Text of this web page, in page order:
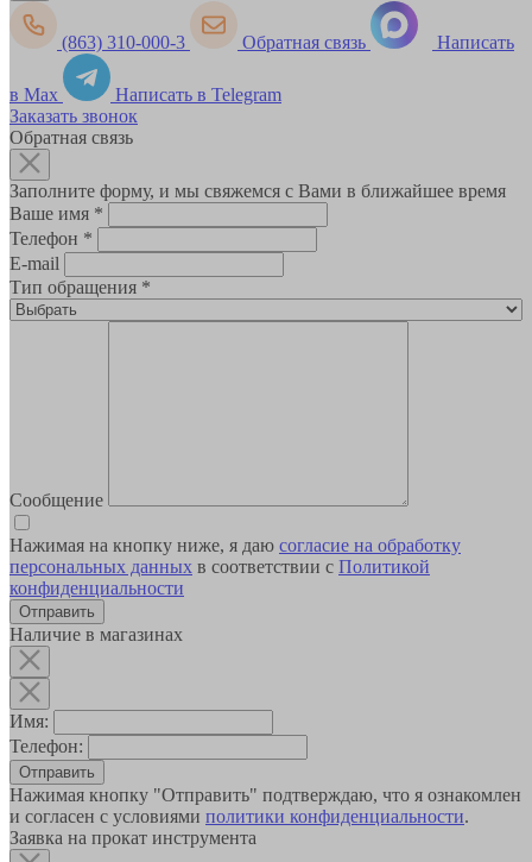
(863) 310-000-3 Обратная связь Написать
в Max
Написать в Telegram
Заказать звонок
Обратная связь
Заполните форму, и мы свяжемся с Вами в ближайшее время
Ваше имя *
Телефон *
E-mail
Тип обращения *
Сообщение
Нажимая на кнопку ниже, я даю согласие на обработку
персональных данных в соответствии с Политикой
конфиденциальности
Наличие в магазинах
Имя:
Телефон:
Отправить
Нажимая кнопку "Отправить" подтверждаю, что я ознакомлен
и согласен с условиями политики конфиденциальности.
Заявка на прокат инструмента